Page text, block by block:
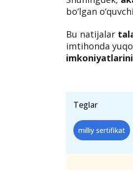
A+ va A
B+, B, C+
ball
Bu natijalar
imtihonda